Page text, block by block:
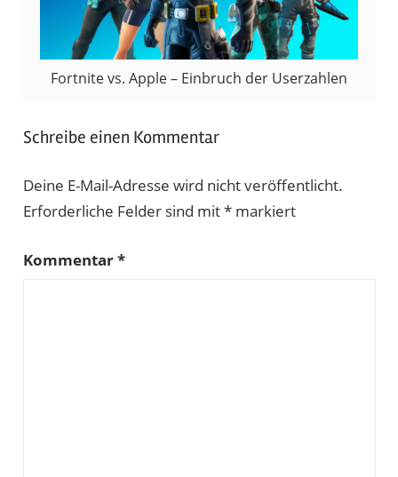
Fortnite vs. Apple – Einbruch der Userzahlen
Schreibe einen Kommentar
Deine E-Mail-Adresse wird nicht veröffentlicht.
Erforderliche Felder sind mit*markiert
Kommentar*